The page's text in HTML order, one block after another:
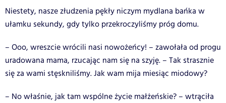
Niestety, nasze złudzenia pękły niczym mydlana bańka w
ułamku sekundy, gdy tylko przekroczyliśmy próg domu.
– Ooo, wreszcie wrócili nasi nowożeńcy! – zawołała od progu
uradowana mama, rzucając nam się na szyję. – Tak strasznie
się za wami stęskniliśmy. Jak wam mija miesiąc miodowy?
– No właśnie, jak tam wspólne życie małżeńskie? – wtrąciła